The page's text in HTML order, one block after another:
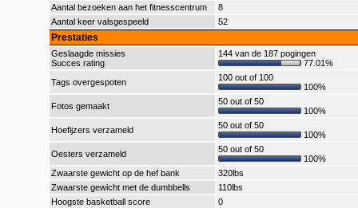
Aantal bezoeken aan het fitnesscentrum
8
Aantal keer valsgespeeld
52
Prestaties
Geslaagde missies
Succes rating
144 van de 187 pogingen
77.01%
Tags overgespoten
100 out of 100
100%
Fotos gemaakt
50 out of 50
100%
Hoefijzers verzameld
50 out of 50
100%
Oesters verzameld
50 out of 50
100%
Zwaarste gewicht op de hef bank
320lbs
Zwaarste gewicht met de dumbbells
110lbs
Hoogste basketball score
0